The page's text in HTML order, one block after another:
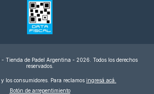
Tienda de Padel Argentina - 2026. Todos los derechos
reservados.
los consumidores. Para reclamos ingresá acá.
Botón de arrepentimiento